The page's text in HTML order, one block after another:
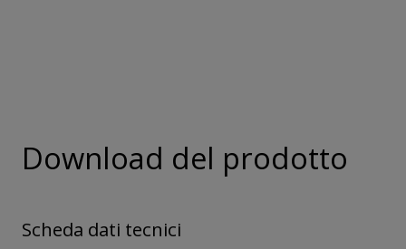
Download del prodotto
Scheda dati tecnici